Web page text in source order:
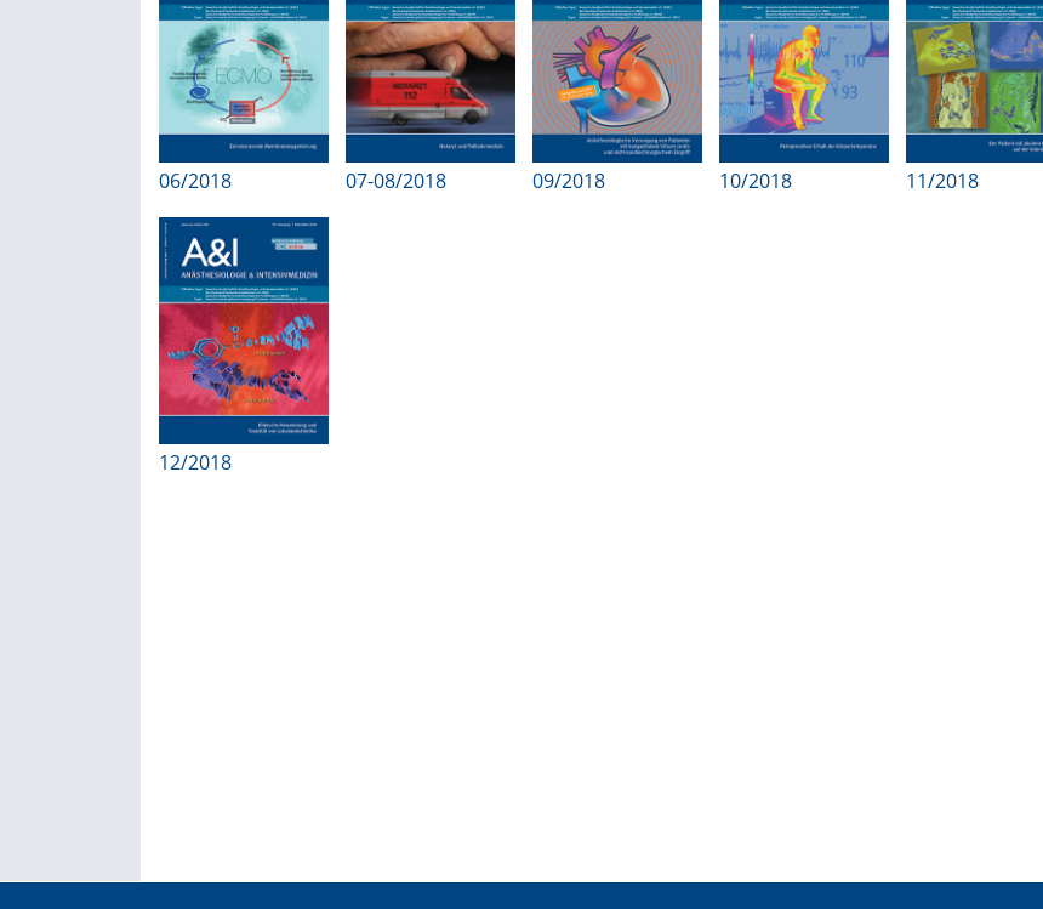
06/2018 07-08/2018 09/2018 10/2018 11/2018
12/2018